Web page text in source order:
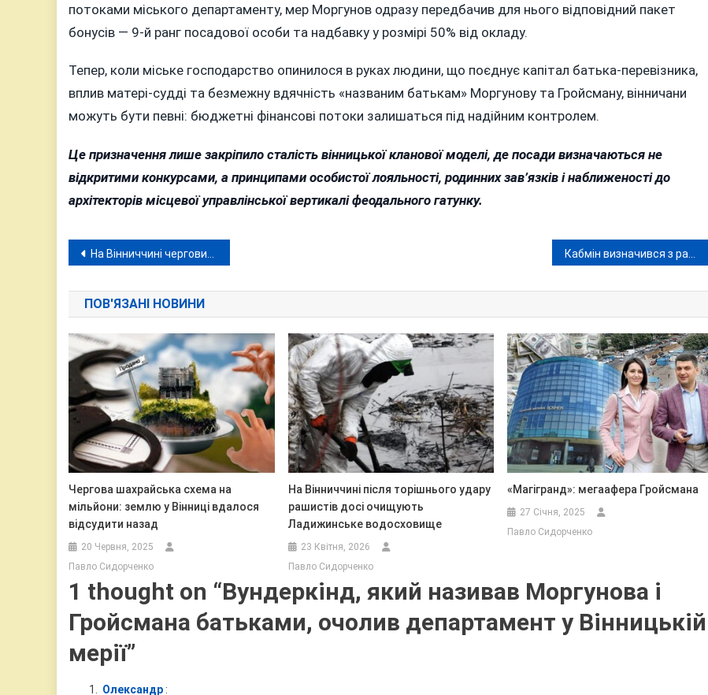
потоками міського департаменту, мер Моргунов одразу передбачив для нього відповідний пакет
бонусів — 9-й ранг посадової особи та надбавку у розмірі 50% від окладу.
Тепер, коли міське господарство опинилося в руках людини, що поєднує капітал батька-перевізника,
вплив матері-судді та безмежну вдячність «названим батькам» Моргунову та Гройсману, вінничани
можуть бути певні: бюджетні фінансові потоки залишаться під надійним контролем.
Це призначення лише закріпило сталість вінницької кланової моделі, де посади визначаються не
відкритими конкурсами, а принципами особистої лояльності, родинних зав’язків і наближеності до
архітекторів місцевої управлінської вертикалі феодального гатунку.
Навігація
записів
На Вінниччині черговий сплеск абсурдних кримінальних історій
ПОВ'ЯЗАНІ НОВИНИ
Чергова шахрайська схема на
мільйони: землю у Вінниці вдалося
відсудити назад
20 Червня, 2025
Павло Сидорченко
На Вінниччині після торішнього удару
рашистів досі очищують
Ладижинське водосховище
23 Квітня, 2026
Павло Сидорченко
«Магігранд»: мегаафера Гройсмана
27 Січня, 2025
Павло Сидорченко
1 thought on “Вундеркінд, який називав Моргунова і
Гройсмана батьками, очолив департамент у Вінницькій
мерії”
Олександр :